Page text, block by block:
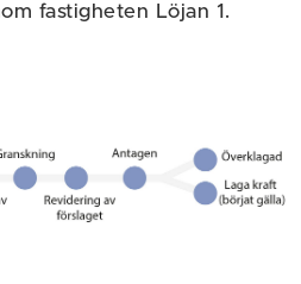
fastigheten Löjan 1.